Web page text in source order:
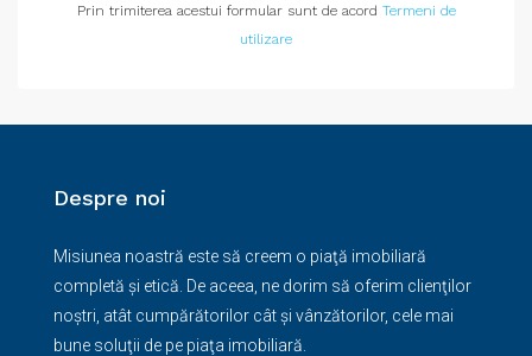
Prin trimiterea acestui formular sunt de acord Termeni de
utilizare
Despre noi
Misiunea noastră este să creem o piaţă imobiliară
completă şi etică. De aceea, ne dorim să oferim clienţilor
noştri, atât cumpărătorilor cât şi vânzătorilor, cele mai
bune soluţii de pe piaţa imobiliară.